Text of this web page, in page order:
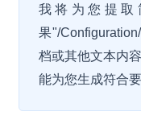
我将为您提
果"/
档或其他文本内
能为您生成符合